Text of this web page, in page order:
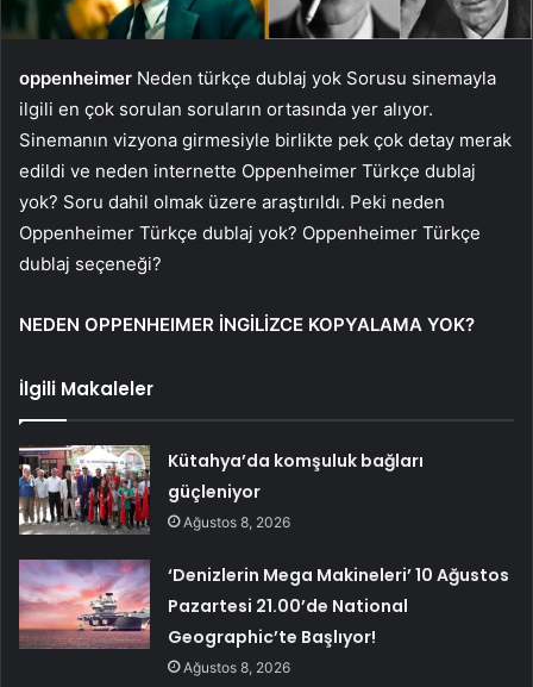
oppenheimer Neden türkçe dublaj yok Sorusu sinemayla
ilgili en çok sorulan soruların ortasında yer alıyor.
Sinemanın vizyona girmesiyle birlikte pek çok detay merak
edildi ve neden internette Oppenheimer Türkçe dublaj
yok? Soru dahil olmak üzere araştırıldı. Peki neden
Oppenheimer Türkçe dublaj yok? Oppenheimer Türkçe
dublaj seçeneği?
NEDEN OPPENHEIMER İNGİLİZCE KOPYALAMA YOK?
İlgili Makaleler
Kütahya’da komşuluk bağları
güçleniyor
Ağustos 8, 2026
‘Denizlerin Mega Makineleri’ 10 Ağustos
Pazartesi 21.00’de National
Geographic’te Başlıyor!
Ağustos 8, 2026